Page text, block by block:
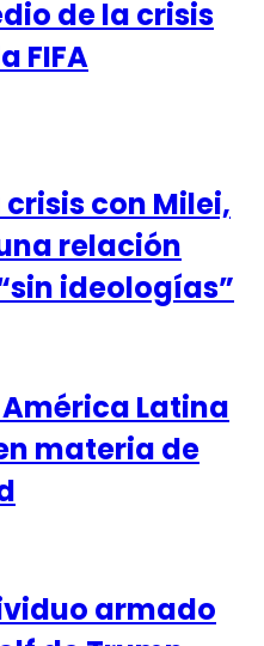
de la crisis
FIFA
con Milei,
relación
ideologías”
Latina
materia de
armado